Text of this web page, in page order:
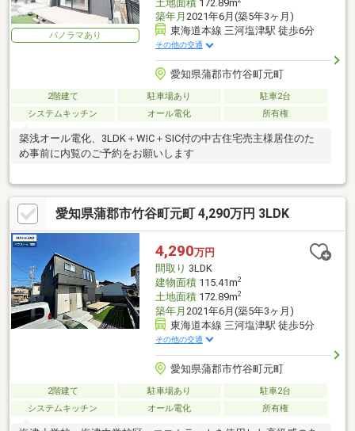
パノラマあり
土地面積172.89m
築年月 2021年6月(築5年3ヶ月)
東海道本線 三河塩津駅 徒歩6分
その他の交通
愛知県蒲郡市竹谷町元町
2階建て 駐車場あり
駐車2台
システムキッチン
オール電化 所有権
築浅オール電化、3LDK＋WIC＋SIC付の中古住宅売主様居住のた
め事前に内覧のご予約をお願いします
愛知県蒲郡市竹谷町元町 4,290万円 3LDK
4,290万円
間取り 3LDK
建物面積115.41m2
土地面積172.89m2
築年月 2021年6月(築5年3ヶ月)
東海道本線 三河塩津駅 徒歩5分
その他の交通
愛知県蒲郡市竹谷町元町
2階建て 駐車場あり
駐車2台
システムキッチン
オール電化 所有権